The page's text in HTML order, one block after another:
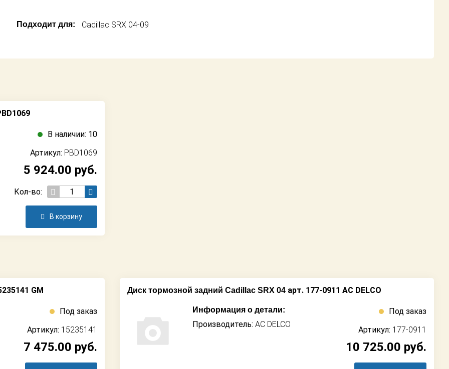
Подходит для: Cadillac SRX 04-09
В наличии: 10
Артикул: PBD1069
5 924.00 руб.
Кол-во:
В корзину
GM
Под заказ
Артикул: 15235141
7 475.00 руб.
Диск тормозной задний Cadillac SRX 04 арт. 177-0911 AC DELCO
Информация о детали:
Производитель: AC DELCO
Под заказ
Артикул: 177-0911
10 725.00 руб.